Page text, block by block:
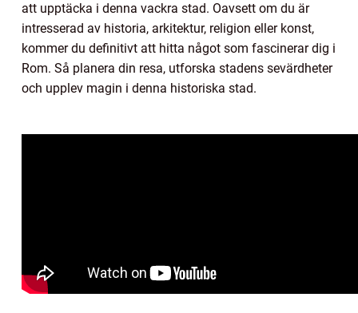
att upptäcka i denna vackra stad. Oavsett om du är
intresserad av historia, arkitektur, religion eller konst,
kommer du definitivt att hitta något som fascinerar dig i
Rom. Så planera din resa, utforska stadens sevärdheter
och upplev magin i denna historiska stad.